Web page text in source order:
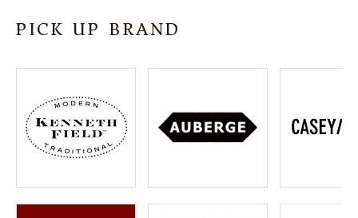
INFORMATION
ご利用ガイド
プライバシーポリシー
特定商取引法について
お問い合わせ
OFFICIAL WEB SITE
PICK UP BRAND